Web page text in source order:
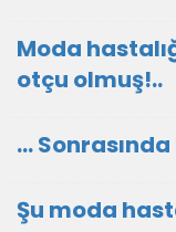
Moda
otçu olmuş!..
…
Şu moda